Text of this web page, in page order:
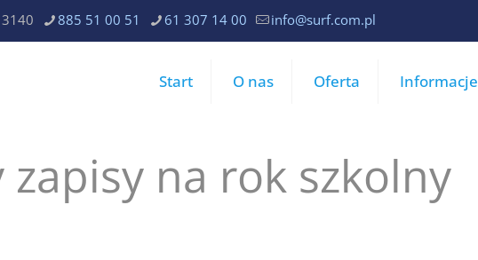
885 51 00 51 61 307 14 00 info@surf.com.pl
Start O nas Oferta Informacje
zapisy na rok szkolny